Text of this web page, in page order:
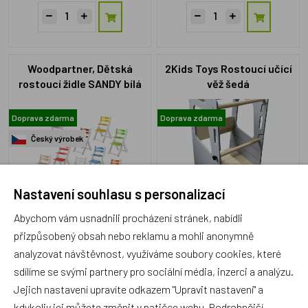
Woodpartner, Dětská
rostoucí židle SANDY bílá
Doprava zdarma
Český výrobek
Skladem 3 ks
4 800 Kč
2Kids Toys Rostoucí učící
věž šedá
Doprava zdarma
1 týden
2 089 Kč
Nastavení souhlasu s personalizací
Abychom vám usnadnili procházení stránek, nabídli
přizpůsobený obsah nebo reklamu a mohli anonymně
analyzovat návštěvnost, využíváme soubory cookies, které
sdílíme se svými partnery pro sociální média, inzerci a analýzu.
Jejich nastavení upravíte odkazem "Upravit nastavení" a